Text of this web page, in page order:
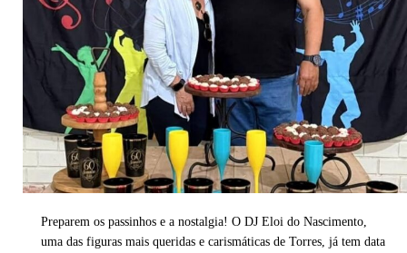
​Preparem os passinhos e a nostalgia! O DJ Eloi do Nascimento,
uma das figuras mais queridas e carismáticas de Torres, já tem data